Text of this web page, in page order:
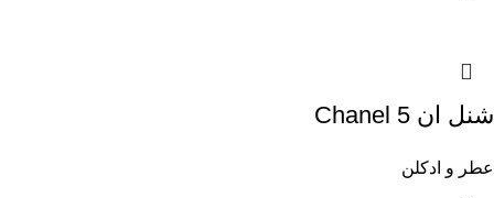
شنل ان 5 Chanel
عطر و ادکلن